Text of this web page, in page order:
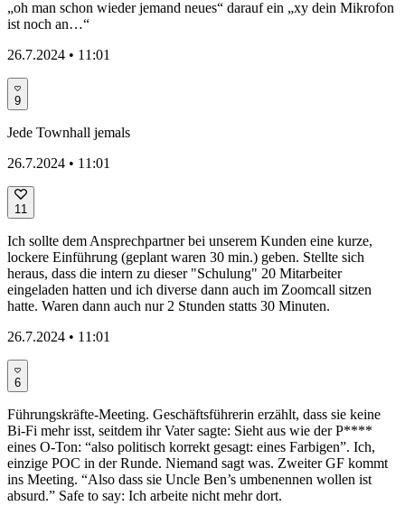
„oh man schon wieder jemand neues“ darauf ein „xy dein Mikrofon
ist noch an…“
26.7.2024 • 11:01
9
Jede Townhall jemals
26.7.2024 • 11:01
11
Ich sollte dem Ansprechpartner bei unserem Kunden eine kurze,
lockere Einführung (geplant waren 30 min.) geben. Stellte sich
heraus, dass die intern zu dieser "Schulung" 20 Mitarbeiter
eingeladen hatten und ich diverse dann auch im Zoomcall sitzen
hatte. Waren dann auch nur 2 Stunden statts 30 Minuten.
26.7.2024 • 11:01
6
Führungskräfte-Meeting. Geschäftsführerin erzählt, dass sie keine
Bi-Fi mehr isst, seitdem ihr Vater sagte: Sieht aus wie der P****
eines O-Ton: “also politisch korrekt gesagt: eines Farbigen”. Ich,
einzige POC in der Runde. Niemand sagt was. Zweiter GF kommt
ins Meeting. “Also dass sie Uncle Ben’s umbenennen wollen ist
absurd.” Safe to say: Ich arbeite nicht mehr dort.